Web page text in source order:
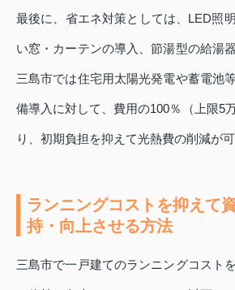
最後に、省エネ対策としては、LED照
い窓・カーテンの導入、節湯型の給湯
三島市では住宅用太陽光発電や蓄電池
備導入に対して、費用の100％（上限5
り、初期負担を抑えて光熱費の削減が可
ランニングコストを抑えて
持・向上させる方法
三島市で一戸建てのランニングコスト